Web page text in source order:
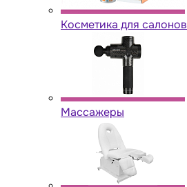
Косметика для салонов
Массажеры